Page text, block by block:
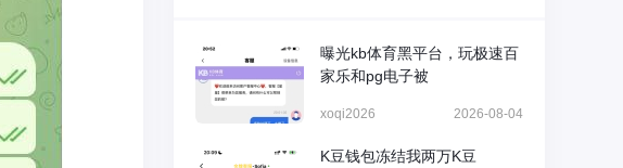
曝光kb体育黑平台，玩极速百
家乐和pg电子被
xoqi2026 2026-08-04
K豆钱包冻结我两万K豆